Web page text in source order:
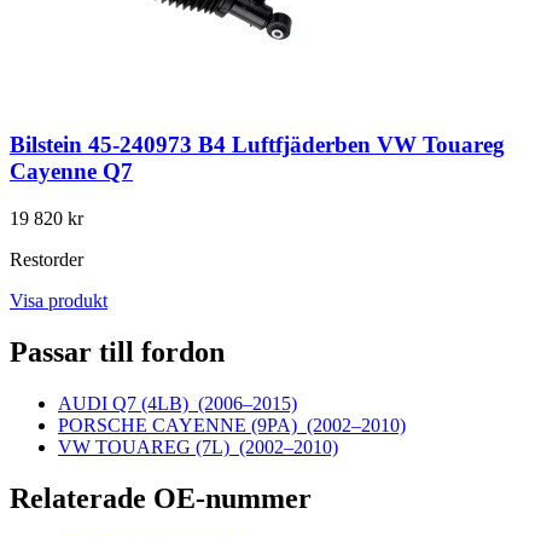
Bilstein 45-240973 B4 Luftfjäderben VW Touareg
Cayenne Q7
19 820 kr
Restorder
Visa produkt
Passar till fordon
AUDI Q7 (4LB) (2006–2015)
PORSCHE CAYENNE (9PA) (2002–2010)
VW TOUAREG (7L) (2002–2010)
Relaterade OE-nummer